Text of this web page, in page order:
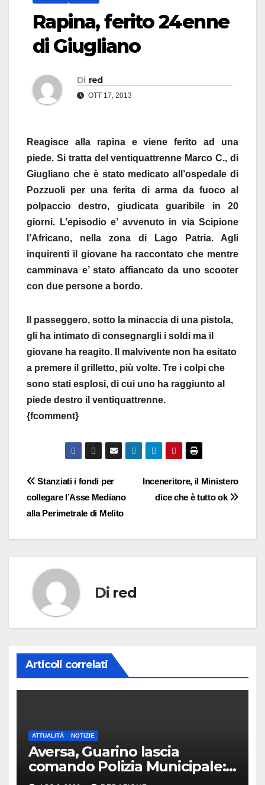
Rapina, ferito 24enne
di Giugliano
Di red
OTT 17, 2013
Reagisce alla rapina e viene ferito ad una
piede. Si tratta del ventiquattrenne Marco C., di
Giugliano che è stato medicato all’ospedale di
Pozzuoli per una ferita di arma da fuoco al
polpaccio destro, giudicata guaribile in 20
giorni. L’episodio e’ avvenuto in via Scipione
l’Africano, nella zona di Lago Patria. Agli
inquirenti il giovane ha raccontato che mentre
camminava e’ stato affiancato da uno scooter
con due persone a bordo.
Il passeggero, sotto la minaccia di una pistola,
gli ha intimato di consegnargli i soldi ma il
giovane ha reagito. Il malvivente non ha esitato
a premere il grilletto, più volte. Tre i colpi che
sono stati esplosi, di cui uno ha raggiunto al
piede destro il ventiquattrenne.
{fcomment}
Navigazione
articoli
Inceneritore, il Ministero
dice che è tutto ok
Stanziati i fondi per
collegare l’Asse Mediano
alla Perimetrale di Melito
Di red
Articoli correlati
ATTUALITÀ NOTIZIE
Aversa, Guarino lascia
comando Polizia Municipale:
arriva Nacar